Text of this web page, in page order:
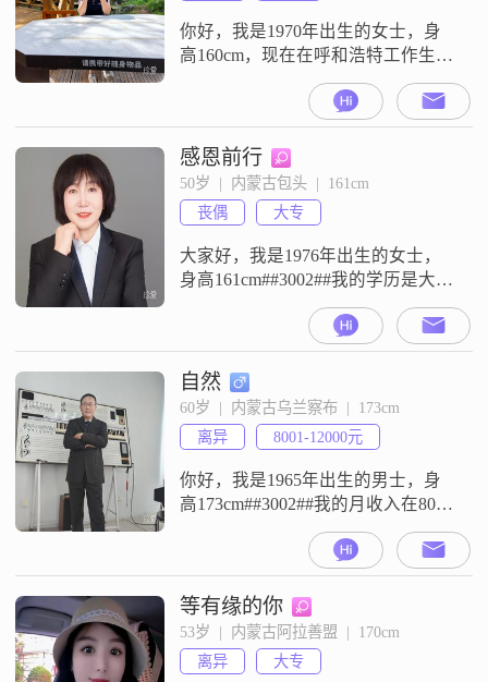
你好，我是1970年出生的女士，身
高160cm，现在在呼和浩特工作生活
##3002##我的学历是中专，目前的
月收入在3000元以下##3002##我的
性格比较随和，平时容易相处，也
善解人意，心思比较细腻敏感
##3002##在生活和相处中，我比较
看重家庭，会把家庭放在优先的位
置##3002##同时我也有自己的事业
追求，希
感恩前行
50岁  |  内蒙古包头  |  161cm
丧偶
大专
大家好，我是1976年出生的女士，
身高161cm##3002##我的学历是大
专，现在在包头工作，月收入在
8001元到12000元之间##3002##我的
性格比较开朗爱笑，平时随和易相
处，也比较热爱生活##3002##我在
这里真诚地寻找一位合适的男士，
希望能通过交流相互了解，看看彼
此是否合适##3002##如果你也在包
头
自然
60岁  |  内蒙古乌兰察布  |  173cm
离异
8001-12000元
你好，我是1965年出生的男士，身
高173cm##3002##我的月收入在8001
元到12000元之间，现在在乌兰察布
工作##3002##我的学历是大学本科
##3002##我的性格特点包括稳重可
靠，外向健谈，直率坦诚，责任感
强，乐观积极，耐心包容，乐于助
人，专注认真，简单纯粹，真诚可
靠##3002##我是一个直接的人，
等有缘的你
53岁  |  内蒙古阿拉善盟  |  170cm
离异
大专